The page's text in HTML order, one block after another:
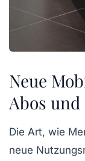
Neue
Abos
Die Art, wie
neue